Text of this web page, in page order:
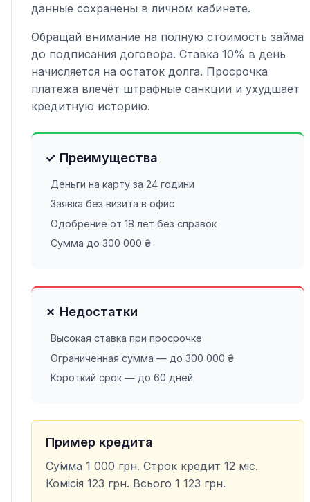
данные сохранены в личном кабинете.
Обращай внимание на полную стоимость займа
до подписания договора. Ставка 10% в день
начисляется на остаток долга. Просрочка
платежа влечёт штрафные санкции и ухудшает
кредитную историю.
✓ Преимущества
Деньги на карту за 24 години
Заявка без визита в офис
Одобрение от 18 лет без справок
Сумма до 300 000 ₴
✗ Недостатки
Высокая ставка при просрочке
Ограниченная сумма — до 300 000 ₴
Короткий срок — до 60 дней
Пример кредита
Су́мма 1 000 грн. Строк кредит 12 міс.
Комісія 123 грн. Всього 1 123 грн.